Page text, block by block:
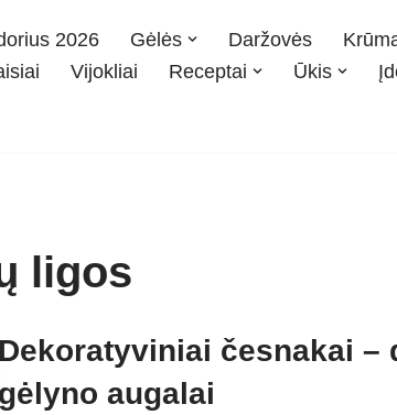
2026 Gėlės Daržovės
Vijokliai Receptai Ūkis
ligos
Dekoratyviniai česnakai
gėlyno augalai